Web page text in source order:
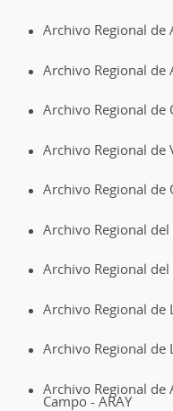
Archivo Regional de
Archivo Regional de
Archivo Regional de
Archivo Regional de
Archivo Regional de
Archivo Regional del
Archivo Regional del
Archivo Regional de
Archivo Regional de
Archivo Regional de
Campo - ARAY